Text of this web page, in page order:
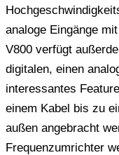
analoge Eingänge
V800 verfügt
digitalen, einen
interessantes
einem Kabel bis zu
außen angebracht
Frequenzumrichter